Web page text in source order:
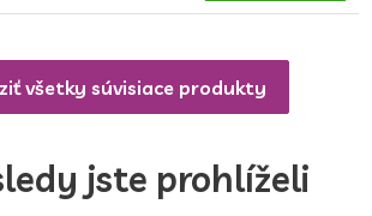
všetky súvisiace produkty
jste prohlíželi